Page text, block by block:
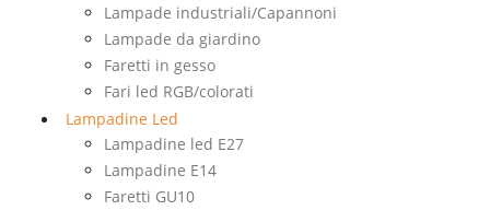
Lampade industriali/Capannoni
Lampade da giardino
Faretti in gesso
Fari led RGB/colorati
Lampadine Led
Lampadine led E27
Lampadine E14
Faretti GU10